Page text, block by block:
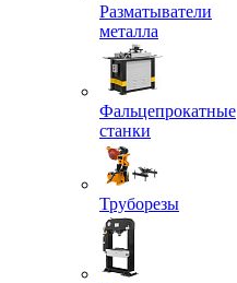
Разматыватели
металла
Фальцепрокатные
станки
Труборезы